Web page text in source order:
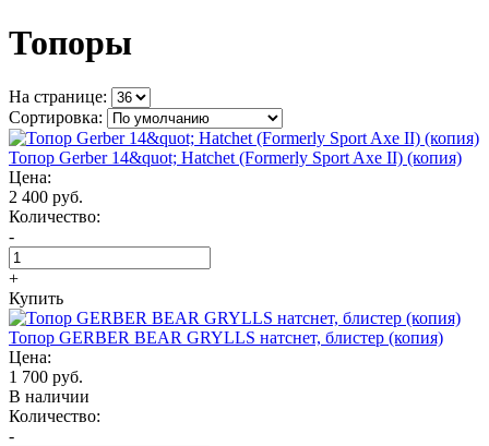
Топоры
На странице:
Сортировка:
Топор Gerber 14&quot; Hatchet (Formerly Sport Axe II) (копия)
Цена:
2 400 руб.
Количество:
-
+
Купить
Топор GERBER BEAR GRYLLS натснет, блистер (копия)
Цена:
1 700 руб.
В наличии
Количество:
-